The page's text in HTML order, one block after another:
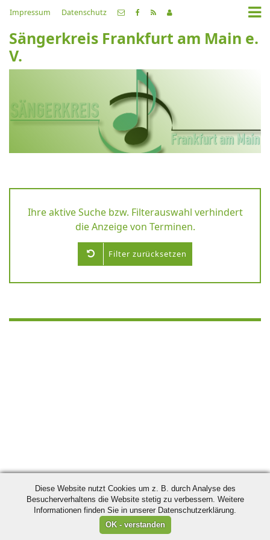
Impressum Datenschutz
Sängerkreis Frankfurt am Main e.
V.
Ihre aktive Suche bzw. Filterauswahl verhindert
die Anzeige von Terminen.
Filter zurücksetzen
Diese Website nutzt Cookies um z. B. durch Analyse des
Besucherverhaltens die Website stetig zu verbessern. Weitere
Informationen finden Sie in unserer Datenschutzerklärung.